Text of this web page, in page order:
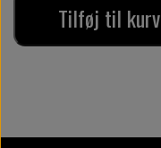
Tilføj til kurv